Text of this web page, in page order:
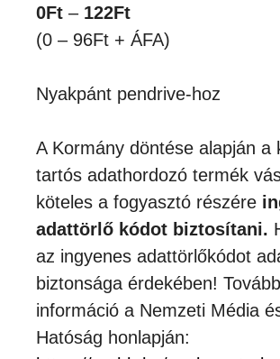
0Ft – 122FtÁrtartomány:
0Ft
122Ft
(0 – 96Ft + ÁFA)
Nyakpánt pendrive-hoz
A Kormány döntése alapján a
tartós adathordozó termék
köteles a fogyasztó részére
adattörlő kódot biztosítani.
az ingyenes adattörlőkódot
biztonsága érdekében!
információ a Nemzeti Média
Hatóság honlapján: